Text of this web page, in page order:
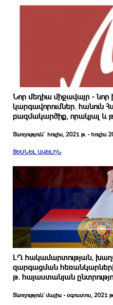
Նոր մեդիա միջավայր - նոր
կարգավորումներ. հանուն
բազմակարծիք, որակյալ և
Տևողություն՝ հուլիս, 2021 թ. - հուլիս
ՏԵՍՆԵԼ ԱՎԵԼԻՆ
ԼՂ հակամարտության,
զարգացման
թ. հայաստանյան
Տևողություն՝ մայիս - օգոստոս, 2021